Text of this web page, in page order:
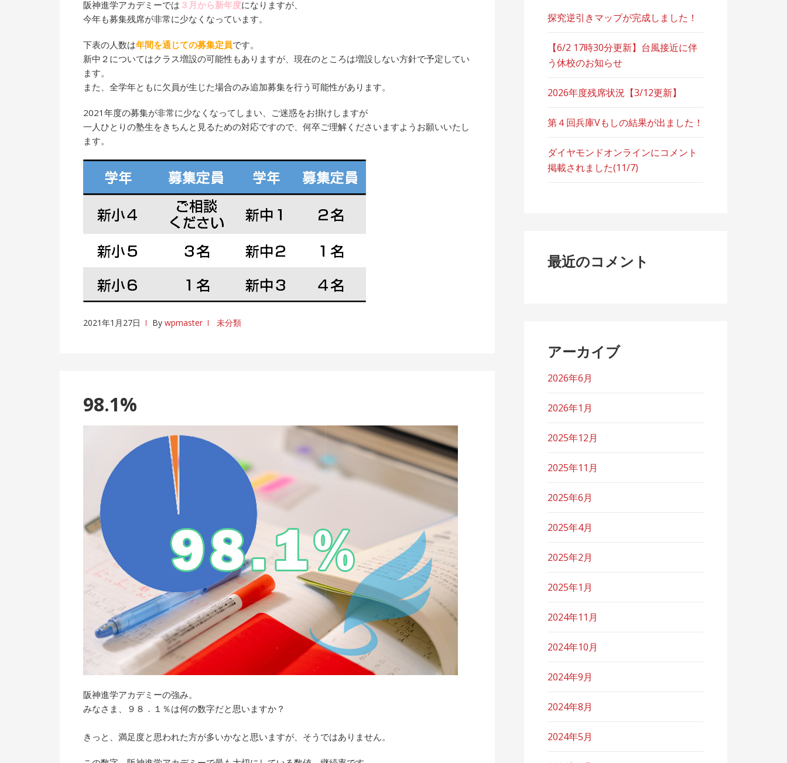
阪神進学アカデミーでは ３月から新年度になりますが、
今年も募集残席が非常に少なくなっています。
下表の人数は年間を通じての募集定員です。
新中２についてはクラス増設の可能性もありますが、現在のところは増設しない方針で予定してい
ます。
また、全学年ともに欠員が生じた場合のみ追加募集を行う可能性があります。
2021年度の募集が非常に少なくなってしまい、ご迷惑をお掛けしますが
一人ひとりの塾生をきちんと見るための対応ですので、何卒ご理解くださいますようお願いいたし
ます。
2021年1月27日 By wpmaster 未分類
98.1%
阪神進学アカデミーの強み。
みなさま、９８．１％は何の数字だと思いますか？
きっと、満足度と思われた方が多いかなと思いますが、そうではありません。
探究逆引きマップが完成しました！
【6/2 17時30分更新】台風接近に伴
う休校のお知らせ
2026年度残席状況【3/12更新】
第４回兵庫Vもしの結果が出ました！
ダイヤモンドオンラインにコメント
掲載されました(11/7)
最近のコメント
アーカイブ
2026年6月
2026年1月
2025年12月
2025年11月
2025年6月
2025年4月
2025年2月
2025年1月
2024年11月
2024年10月
2024年9月
2024年8月
2024年5月